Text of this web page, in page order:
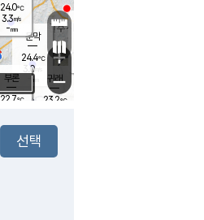
문막
24.4℃
3.0m/s
mm
부론
22.7℃
24.0℃
3.3m/s
-mm
귀래
23.2℃
+
−